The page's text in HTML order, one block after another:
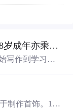
18岁编码少年的2021年终总结「18岁成年亦乘风 」
写作到学习编
设定了提升英
目标。
制作首饰。18K